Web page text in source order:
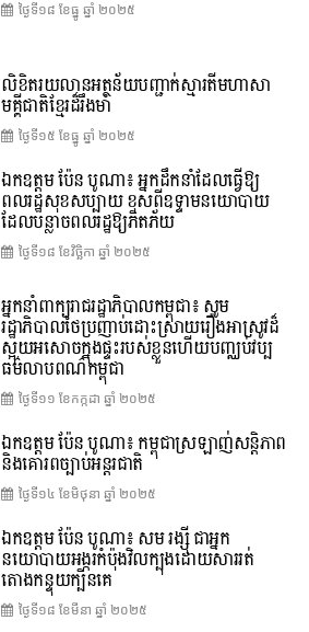
ថ្ងៃទី១៨ ខែ​ធ្នូ ឆ្នាំ ២០២៥
លិខិតរយលានអត្ថន័យបញ្ជាក់ស្មារតីមហាសា
មគ្គីជាតិខ្មែរដ៏រឹងមាំ
ថ្ងៃទី១៥ ខែ​ធ្នូ ឆ្នាំ ២០២៥
ឯកឧត្តម ប៉ែន បូណា៖ អ្នកដឹកនាំដែលធ្វើឱ្យ
ពលរដ្ឋសុខសប្បាយ ខុសពីឧទ្ទាមនយោបាយ
ដែលបន្លាចពលរដ្ឋឱ្យភិតភ័យ
ថ្ងៃទី១៨ ខែ​វិច្ឆិកា ឆ្នាំ ២០២៥
អ្នកនាំពាក្យរាជរដ្ឋាភិបាលកម្ពុជា៖ សូម
រដ្ឋាភិបាលថៃប្រញាប់ដោះស្រាយរឿងអាស្រូវដ៏
ស្អុយអសោចក្នុងផ្ទះរបស់ខ្លួនហើយបញ្ឈប់វប្ប
ធម៌លាបពណ៌កម្ពុជា
ថ្ងៃទី១១ ខែ​កក្កដា ឆ្នាំ ២០២៥
ឯកឧត្តម ប៉ែន បូណា៖ កម្ពុជាស្រឡាញ់សន្តិភាព
និងគោរពច្បាប់អន្តរជាតិ
ថ្ងៃទី១៤ ខែ​មិថុនា ឆ្នាំ ២០២៥
ឯកឧត្តម ប៉ែន បូណា៖ សម រង្ស៊ី ជាអ្នក
នយោបាយអង្ករកំប៉ុងវិលក្បុងដោយសាររត់
តោងកន្ទុយក្បិនគេ
ថ្ងៃទី១៨ ខែ​មីនា ឆ្នាំ ២០២៥